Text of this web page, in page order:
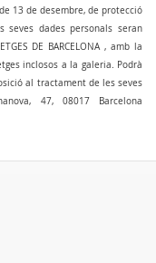
13 de desembre, de protecció
dades personals seran
DE BARCELONA , amb la
inclosos a la galeria. Podrà
al tractament de les seves
47, 08017 Barcelona